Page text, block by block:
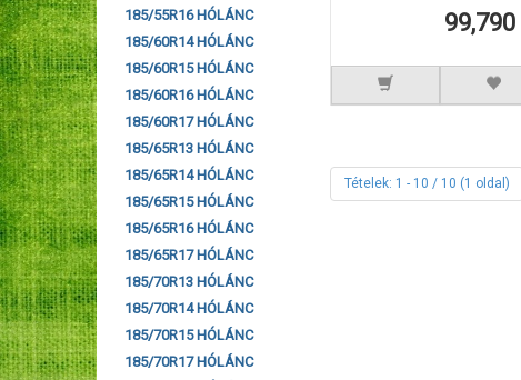
185/55R16 HÓLÁNC
185/60R14 HÓLÁNC
185/60R15 HÓLÁNC
185/60R16 HÓLÁNC
185/60R17 HÓLÁNC
185/65R13 HÓLÁNC
185/65R14 HÓLÁNC
185/65R15 HÓLÁNC
185/65R16 HÓLÁNC
185/65R17 HÓLÁNC
185/70R13 HÓLÁNC
185/70R14 HÓLÁNC
185/70R15 HÓLÁNC
185/70R17 HÓLÁNC
Tételek: 1 - 10 / 10 (1 oldal)